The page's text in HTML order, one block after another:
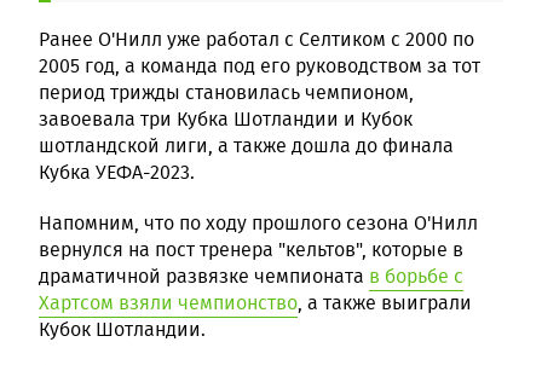
Ранее О'Нилл уже работал с Селтиком с 2000 по
2005 год, а команда под его руководством за тот
период трижды становилась чемпионом,
завоевала три Кубка Шотландии и Кубок
шотландской лиги, а также дошла до финала
Кубка УЕФА-2023.
Напомним, что по ходу прошлого сезона О'Нилл
вернулся на пост тренера "кельтов", которые в
драматичной развязке чемпионата в борьбе с
Хартсом взяли чемпионство, а также выиграли
Кубок Шотландии.